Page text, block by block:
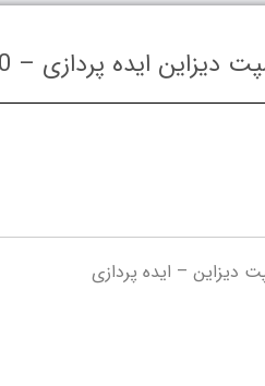
ایده پردازی – 30 آذر 1404
دیزاین – ایده پردازی